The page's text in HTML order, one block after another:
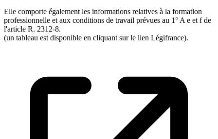
Elle comporte également les informations relatives à la formation
professionnelle et aux conditions de travail prévues au 1° A e et f de
l'article R. 2312-8.
(un tableau est disponible en cliquant sur le lien Légifrance).